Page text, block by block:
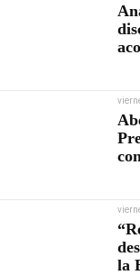
la